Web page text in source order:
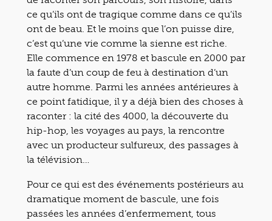
ce qu’ils ont de tragique comme dans ce qu’ils
ont de beau. Et le moins que l’on puisse dire,
c’est qu’une vie comme la sienne est riche.
Elle commence en 1978 et bascule en 2000 par
la faute d’un coup de feu à destination d’un
autre homme. Parmi les années antérieures à
ce point fatidique, il y a déjà bien des choses à
raconter : la cité des 4000, la découverte du
hip-hop, les voyages au pays, la rencontre
avec un producteur sulfureux, des passages à
la télévision…
Pour ce qui est des événements postérieurs au
dramatique moment de bascule, une fois
passées les années d’enfermement, tous